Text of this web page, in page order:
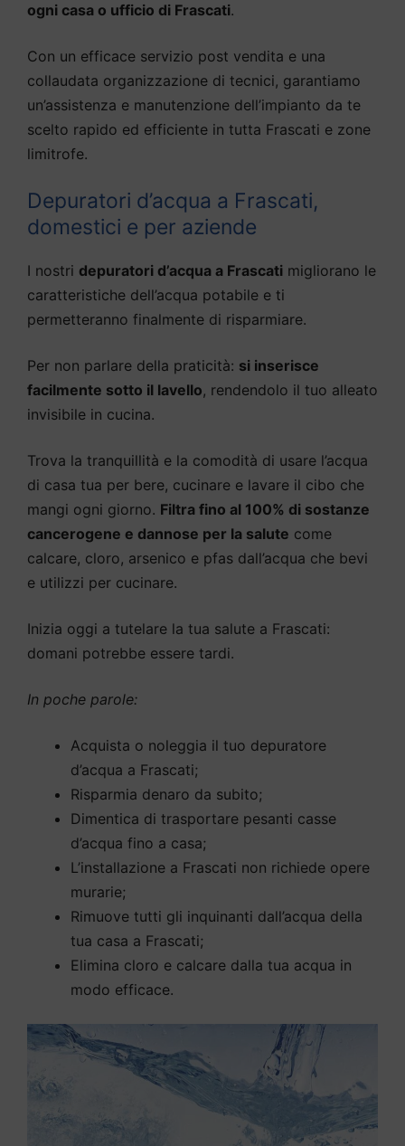
ogni casa o ufficio di Frascati.
Con un efficace servizio post vendita e una
collaudata organizzazione di tecnici, garantiamo
un’assistenza e manutenzione dell’impianto da te
scelto rapido ed efficiente in tutta Frascati e zone
limitrofe.
Depuratori d’acqua a Frascati,
domestici e per aziende
I nostri depuratori d’acqua a Frascati migliorano le
caratteristiche dell’acqua potabile e ti
permetteranno finalmente di risparmiare.
Per non parlare della praticità: si inserisce
facilmente sotto il lavello, rendendolo il tuo alleato
invisibile in cucina.
Trova la tranquillità e la comodità di usare l’acqua
di casa tua per bere, cucinare e lavare il cibo che
mangi ogni giorno. Filtra fino al 100% di sostanze
cancerogene e dannose per la salute come
calcare, cloro, arsenico e pfas dall’acqua che bevi
e utilizzi per cucinare.
Inizia oggi a tutelare la tua salute a Frascati:
domani potrebbe essere tardi.
In poche parole:
Acquista o noleggia il tuo depuratore
d’acqua a Frascati;
Risparmia denaro da subito;
Dimentica di trasportare pesanti casse
d’acqua fino a casa;
L’installazione a Frascati non richiede opere
murarie;
Rimuove tutti gli inquinanti dall’acqua della
tua casa a Frascati;
Elimina cloro e calcare dalla tua acqua in
modo efficace.